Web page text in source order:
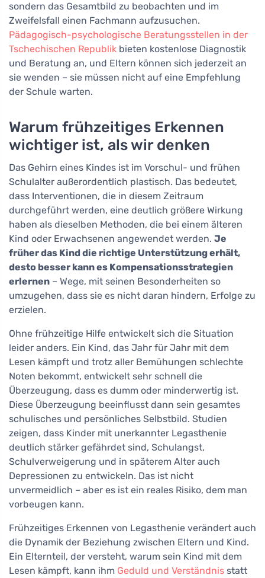
sondern das Gesamtbild zu beobachten und im
Zweifelsfall einen Fachmann aufzusuchen.
Pädagogisch-psychologische Beratungsstellen in der
Tschechischen Republik bieten kostenlose Diagnostik
und Beratung an, und Eltern können sich jederzeit an
sie wenden – sie müssen nicht auf eine Empfehlung
der Schule warten.
Warum frühzeitiges Erkennen
wichtiger ist, als wir denken
Das Gehirn eines Kindes ist im Vorschul- und frühen
Schulalter außerordentlich plastisch. Das bedeutet,
dass Interventionen, die in diesem Zeitraum
durchgeführt werden, eine deutlich größere Wirkung
haben als dieselben Methoden, die bei einem älteren
Kind oder Erwachsenen angewendet werden. Je
früher das Kind die richtige Unterstützung erhält,
desto besser kann es Kompensationsstrategien
erlernen – Wege, mit seinen Besonderheiten so
umzugehen, dass sie es nicht daran hindern, Erfolge zu
erzielen.
Ohne frühzeitige Hilfe entwickelt sich die Situation
leider anders. Ein Kind, das Jahr für Jahr mit dem
Lesen kämpft und trotz aller Bemühungen schlechte
Noten bekommt, entwickelt sehr schnell die
Überzeugung, dass es dumm oder minderwertig ist.
Diese Überzeugung beeinflusst dann sein gesamtes
schulisches und persönliches Selbstbild. Studien
zeigen, dass Kinder mit unerkannter Legasthenie
deutlich stärker gefährdet sind, Schulangst,
Schulverweigerung und in späterem Alter auch
Depressionen zu entwickeln. Das ist nicht
unvermeidlich – aber es ist ein reales Risiko, dem man
vorbeugen kann.
Frühzeitiges Erkennen von Legasthenie verändert auch
die Dynamik der Beziehung zwischen Eltern und Kind.
Ein Elternteil, der versteht, warum sein Kind mit dem
Lesen kämpft, kann ihm Geduld und Verständnis statt